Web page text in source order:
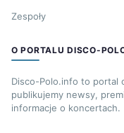
Zespoły
O PORTALU DISCO-
Disco-Polo.info to portal
publikujemy newsy,
informacje o koncertach.